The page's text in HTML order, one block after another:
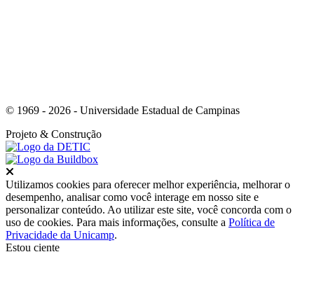
© 1969 - 2026 - Universidade Estadual de Campinas
Projeto & Construção
Utilizamos cookies para oferecer melhor experiência, melhorar o
desempenho, analisar como você interage em nosso site e
personalizar conteúdo. Ao utilizar este site, você concorda com o
uso de cookies. Para mais informações, consulte a Política de
Privacidade da Unicamp.
Estou ciente